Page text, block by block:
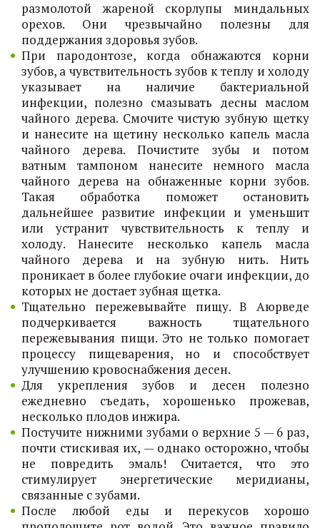
размолотой жареной скорлупы миндальных
орехов. Они чрезвычайно полезны для
поддержания здоровья зубов.
При пародонтозе, когда обнажаются корни
зубов, а чувствительность зубов к теплу и холоду
указывает на наличие бактериальной
инфекции, полезно смазывать десны маслом
чайного дерева. Смочите чистую зубную щетку
и нанесите на щетину несколько капель масла
чайного дерева. Почистите зубы и потом
ватным тампоном нанесите немного масла
чайного дерева на обнаженные корни зубов.
Такая обработка поможет остановить
дальнейшее развитие инфекции и уменьшит
или устранит чувствительность к теплу и
холоду. Нанесите несколько капель масла
чайного дерева и на зубную нить. Нить
проникает в более глубокие очаги инфекции, до
которых не достает зубная щетка.
Тщательно пережевывайте пищу. В Аюрведе
подчеркивается важность тщательного
пережевывания пищи. Это не только помогает
процессу пищеварения, но и способствует
улучшению кровоснабжения десен.
Для укрепления зубов и десен полезно
ежедневно съедать, хорошенько прожевав,
несколько плодов инжира.
Постучите нижними зубами о верхние 5 — 6 раз,
почти стискивая их, — однако осторожно, чтобы
не повредить эмаль! Считается, что это
стимулирует энергетические меридианы,
связанные с зубами.
После любой еды и перекусов хорошо